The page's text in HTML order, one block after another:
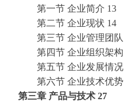
第一节 企业简介 13
第二节 企业现状 14
第三节 企业管理团队
第四节 企业组织架构
第五节 企业发展情况
第六节 企业技术优势
第三章 产品与技术 27